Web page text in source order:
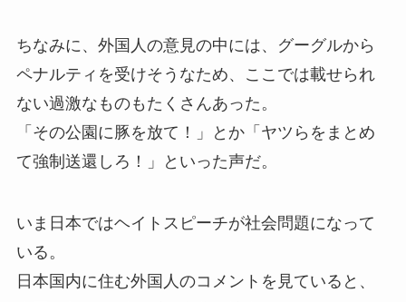
ちなみに、外国人の意見の中には、グーグルから
ペナルティを受けそうなため、ここでは載せられ
ない過激なものもたくさんあった。
「その公園に豚を放て！」とか「ヤツらをまとめ
て強制送還しろ！」といった声だ。
いま日本ではヘイトスピーチが社会問題になって
いる。
日本国内に住む外国人のコメントを見ていると、